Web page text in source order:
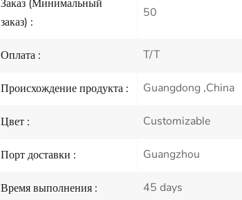
Заказ (Минимальный
заказ) :
50
Оплата : T/T
Происхождение продукта : Guangdong ,China
Цвет : Customizable
Порт доставки : Guangzhou
Время выполнения : 45 days